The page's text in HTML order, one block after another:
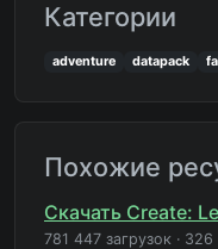
Категории
adventure datapack
Похожие
Скачать Create:
781 447 загрузок · 326